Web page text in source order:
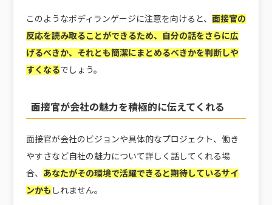
このようなボディランゲージに注意を向けると、 面接官の
反応を読み取ることができるため、自分の話をさらに広
げるべきか、それとも簡潔にまとめるべきかを判断しや
すくなるでしょう。
面接官が会社の魅力を積極的に伝えてくれる
面接官が会社のビジョンや具体的なプロジェクト、働き
やすさなど自社の魅力について詳しく話してくれる場
合、 あなたがその環境で活躍できると期待しているサイ
ンかも しれません。